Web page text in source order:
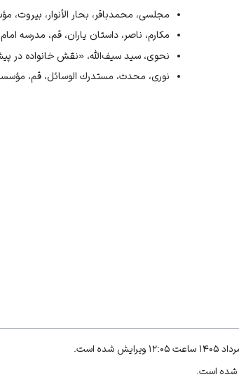
مجلسی، محمدباقر، بحار الأنوار، بیروت، مؤسسه
مکارم، ناصر، داستان ياران، قم، مدرسه امام
نحوی، سید سیف‌الله، «نقش خانواده در
نوری، محدث، مستدرك الوسائل، قم، مؤسسة